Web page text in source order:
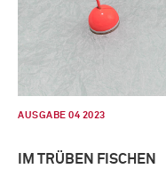
AUSGABE 04 2023
IM TRÜBEN FISCHEN